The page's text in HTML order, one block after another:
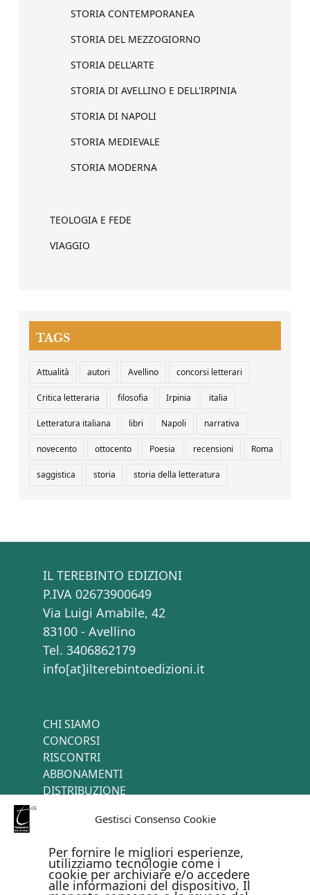
Gestisci Consenso Cookie
Per fornire le migliori esperienze,
utilizziamo tecnologie come i
cookie per archiviare e/o accedere
alle informazioni del dispositivo. Il
STORIA CONTEMPORANEA
STORIA DEL MEZZOGIORNO
STORIA DELL'ARTE
STORIA DI AVELLINO E DELL'IRPINIA
STORIA DI NAPOLI
STORIA MEDIEVALE
STORIA MODERNA
TEOLOGIA E FEDE
VIAGGIO
TAGS
Attualità autori Avellino concorsi letterari
Critica letteraria filosofia Irpinia italia
Letteratura italiana libri Napoli narrativa
novecento ottocento Poesia recensioni Roma
saggistica storia storia della letteratura
IL TEREBINTO EDIZIONI
P.IVA 02673900649
Via Luigi Amabile, 42
83100 - Avellino
Tel. 3406862179
info[at]ilterebintoedizioni.it
CHI SIAMO
CONCORSI
RISCONTRI
ABBONAMENTI
DISTRIBUZIONE
PAGAMENTI ONLINE CON